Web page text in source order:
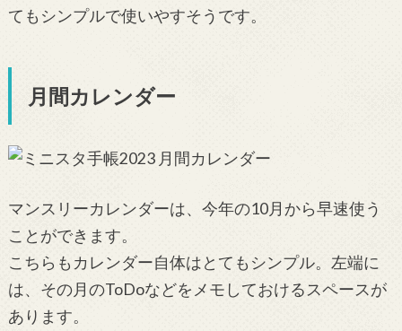
てもシンプルで使いやすそうです。
月間カレンダー
マンスリーカレンダーは、今年の10月から早速使う
ことができます。
こちらもカレンダー自体はとてもシンプル。左端に
は、その月のToDoなどをメモしておけるスペースが
あります。